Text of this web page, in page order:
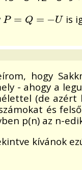
P = Q = −U
P=Q =− U is
hogy
- ahogy a
(de
és
p(n) az n-
kívánok